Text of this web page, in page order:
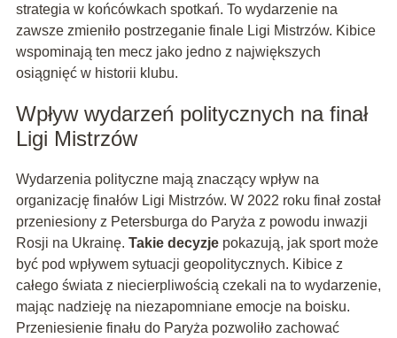
strategia w końcówkach spotkań. To wydarzenie na
zawsze zmieniło postrzeganie finale Ligi Mistrzów. Kibice
wspominają ten mecz jako jedno z największych
osiągnięć w historii klubu.
Wpływ wydarzeń politycznych na finał
Ligi Mistrzów
Wydarzenia polityczne mają znaczący wpływ na
organizację finałów Ligi Mistrzów. W 2022 roku finał został
przeniesiony z Petersburga do Paryża z powodu inwazji
Rosji na Ukrainę. Takie decyzjepokazują, jak sport może
być pod wpływem sytuacji geopolitycznych. Kibice z
całego świata z niecierpliwością czekali na to wydarzenie,
mając nadzieję na niezapomniane emocje na boisku.
Przeniesienie finału do Paryża pozwoliło zachować